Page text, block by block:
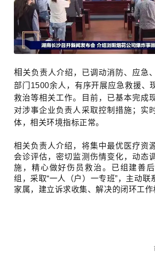
相 关负责人介绍，已调动消防、应急
部门1500余人，有序开展应急救援、
救治等相关工作。目前，已基本完成
对涉事企业负责人采取控制措施；实
体，相关环境指标正常。
相关负责人介绍，将集中最优医疗资
会诊评估，密切监测伤情变化，动态
施，精心做好伤员救治。已组建善
组，采取“一人（户）一专班”，主动联
家属，建立诉求收集、解决的闭环工作